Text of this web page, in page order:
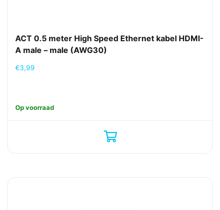
ACT 0.5 meter High Speed Ethernet kabel HDMI-
A male – male (AWG30)
€3,99
Op voorraad